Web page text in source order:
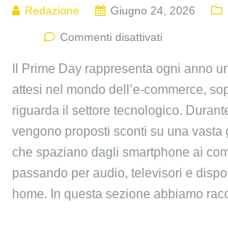
Redazione Giugno 24, 2026
Commenti disattivati
Il Prime Day rappresenta ogni anno
attesi nel mondo dell’e-commerce,
riguarda il settore tecnologico.
vengono proposti sconti su una vasta
che spaziano dagli smartphone ai
passando per audio, televisori e
home. In questa sezione abbiamo